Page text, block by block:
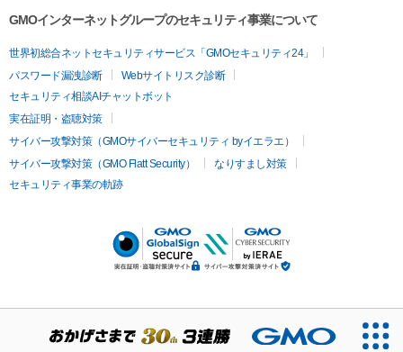
GMOインターネットグループのセキュリティ事業について
世界初総合ネットセキュリティサービス「GMOセキュリティ24」
パスワード漏洩診断
Webサイトリスク診断
セキュリティ相談AIチャットボット
実在証明・盗聴対策
サイバー攻撃対策（GMOサイバーセキュリティ byイエラエ）
サイバー攻撃対策（GMO Flatt Security）
なりすまし対策
セキュリティ事業の軌跡